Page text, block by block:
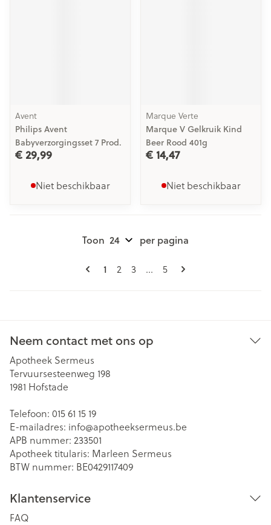
Avent
Philips Avent
Babyverzorgingsset 7 Prod.
€ 29,99
Niet beschikbaar
Marque Verte
Marque V Gelkruik Kind
Beer Rood 401g
€ 14,47
Niet beschikbaar
Pagina's
U lees momenteel pagina
1 Pagina
2 Pagina
3 ... Pagina
5
Toon per pagina
Neem contact met ons op
Apotheek Sermeus
Tervuursesteenweg 198
1981 Hofstade
Telefoon: 015 61 15 19
E-mailadres: info@apotheeksermeus.be
APB nummer: 233501
Apotheek titularis: Marleen Sermeus
BTW nummer: BE0429117409
Klantenservice
FAQ